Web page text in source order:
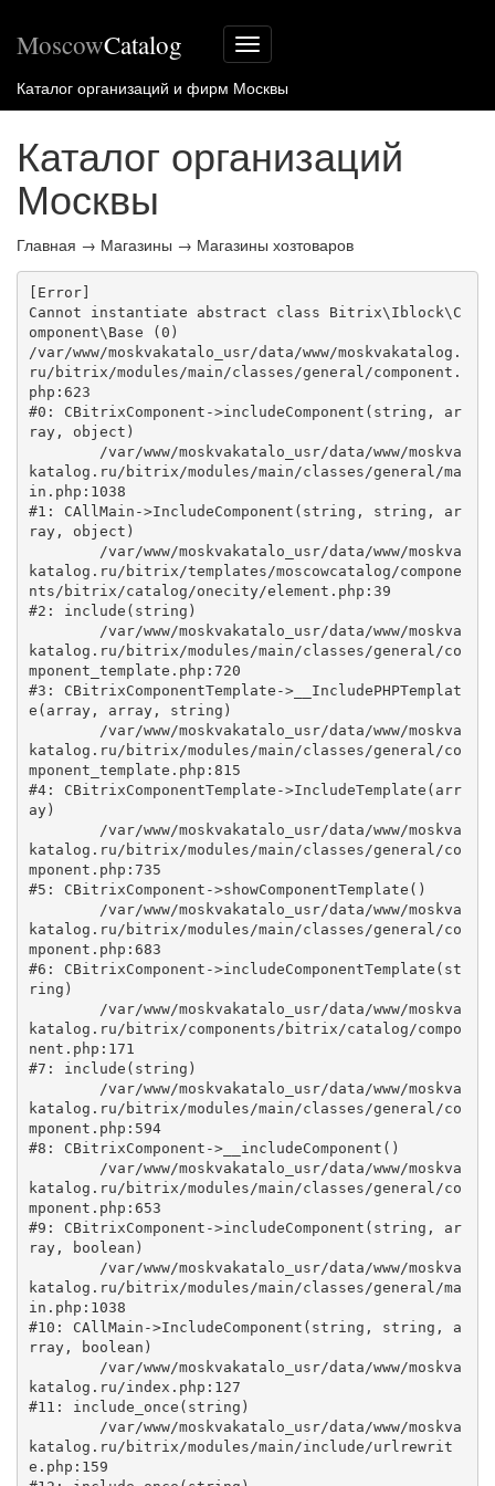
Меню
сайта
MoscowCatalog
Каталог организаций и фирм Москвы
Каталог организаций
Москвы
Главная → Магазины → Магазины хозтоваров
[Error]
Cannot instantiate abstract class Bitrix\Iblock\C
omponent\Base (0)
/var/www/moskvakatalo_usr/data/www/moskvakatalog.
ru/bitrix/modules/main/classes/general/component.
php:623
#0: CBitrixComponent->includeComponent(string, ar
ray, object)
katalog.ru/bitrix/modules/main/classes/general/ma
in.php:1038
#1: CAllMain->IncludeComponent(string, string, ar
ray, object)
katalog.ru/bitrix/templates/moscowcatalog/compone
nts/bitrix/catalog/onecity/element.php:39
#2: include(string)
katalog.ru/bitrix/modules/main/classes/general/co
mponent_template.php:720
#3: CBitrixComponentTemplate->__IncludePHPTemplat
e(array, array, string)
katalog.ru/bitrix/modules/main/classes/general/co
mponent_template.php:815
#4: CBitrixComponentTemplate->IncludeTemplate(arr
ay)
katalog.ru/bitrix/modules/main/classes/general/co
mponent.php:735
#5: CBitrixComponent->showComponentTemplate()
katalog.ru/bitrix/modules/main/classes/general/co
mponent.php:683
#6: CBitrixComponent->includeComponentTemplate(st
ring)
katalog.ru/bitrix/components/bitrix/catalog/compo
nent.php:171
#7: include(string)
katalog.ru/bitrix/modules/main/classes/general/co
mponent.php:594
#8: CBitrixComponent->__includeComponent()
katalog.ru/bitrix/modules/main/classes/general/co
mponent.php:653
#9: CBitrixComponent->includeComponent(string, ar
ray, boolean)
katalog.ru/bitrix/modules/main/classes/general/ma
in.php:1038
#10: CAllMain->IncludeComponent(string, string, a
rray, boolean)
katalog.ru/index.php:127
#11: include_once(string)
katalog.ru/bitrix/modules/main/include/urlrewrit
e.php:159